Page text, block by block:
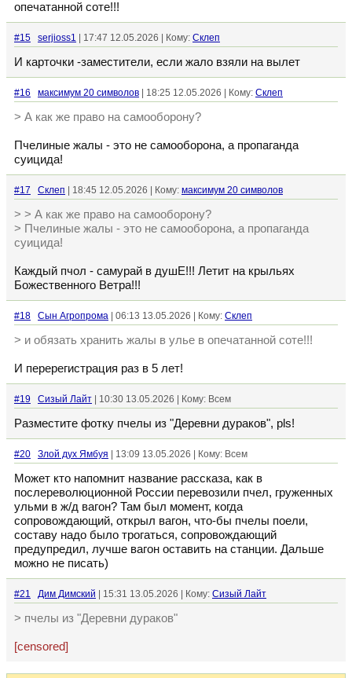
опечатанной соте!!!
#15 serjioss1 | 17:47 12.05.2026 | Кому: Склеп
И карточки -заместители, если жало взяли на вылет
#16 максимум 20 символов | 18:25 12.05.2026 | Кому: Склеп
> А как же право на самооборону?
Пчелиные жалы - это не самооборона, а пропаганда
суицида!
#17 Склеп | 18:45 12.05.2026 | Кому: максимум 20 символов
> > А как же право на самооборону?
> Пчелиные жалы - это не самооборона, а пропаганда
суицида!
Каждый пчол - самурай в душЕ!!! Летит на крыльях
Божественного Ветра!!!
#18 Сын Агропрома | 06:13 13.05.2026 | Кому: Склеп
> и обязать хранить жалы в улье в опечатанной соте!!!
И перерегистрация раз в 5 лет!
#19 Сизый Лайт | 10:30 13.05.2026 | Кому: Всем
Разместите фотку пчелы из "Деревни дураков", pls!
#20 Злой дух Ямбуя | 13:09 13.05.2026 | Кому: Всем
Может кто напомнит название рассказа, как в
послереволюционной России перевозили пчел, груженных
ульми в ж/д вагон? Там был момент, когда
сопровождающий, открыл вагон, что-бы пчелы поели,
составу надо было трогаться, сопровождающий
предупредил, лучше вагон оставить на станции. Дальше
можно не писать)
#21 Дим Димский | 15:31 13.05.2026 | Кому: Сизый Лайт
> пчелы из "Деревни дураков"
[censored]